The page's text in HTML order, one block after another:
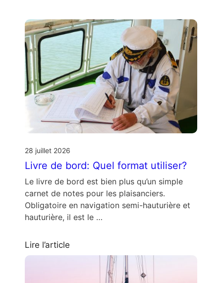
28 juillet 2026
Livre de bord: Quel format utiliser?
Le livre de bord est bien plus qu’un simple
carnet de notes pour les plaisanciers.
Obligatoire en navigation semi-hauturière et
hauturière, il est le …
Lire l’article